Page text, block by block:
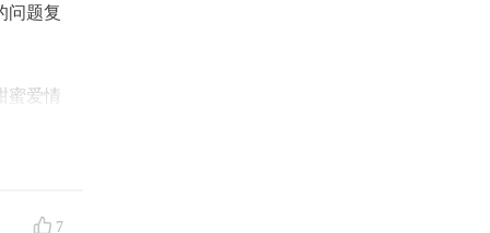
问题复
蜜爱情
保留
大师
7